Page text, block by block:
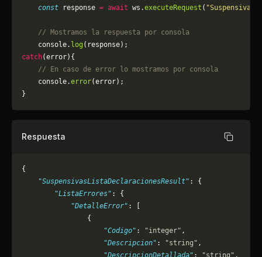
    const
response = await ws.executeRequest (
    // Mostramos la respuesta por consola
    console.
log (response);
catch(error){
    // En caso de error lo mostramos por consola
	console.
error(error);
}
Respuesta Copiar
{
    "SuspensivasListaDeclaracionesResult"
: {
        "ListaErrores"
: {
            "DetalleError"
: [
                {
                    "Codigo"
: "integer" ,
                    "Descripcion"
: "string" ,
                    "DescripcionDetallada"
: "string" ,